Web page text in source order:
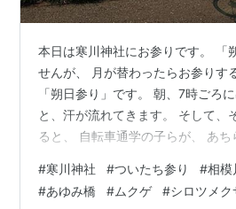
本日は寒川神社にお参りです。 「
せんが、 月が替わったらお参りす
「朔日参り」です。 朝、7時ごろ
と、汗が流れてきます。 そして、
ると、 自転車通学の子らが、 あち
まぶしい～っ！！ 40年以上前、 私
しい時が あったのでしょうか？ と
#寒川神社 #ついたち参り #相模
#あゆみ橋 #ムクゲ #シロツメク